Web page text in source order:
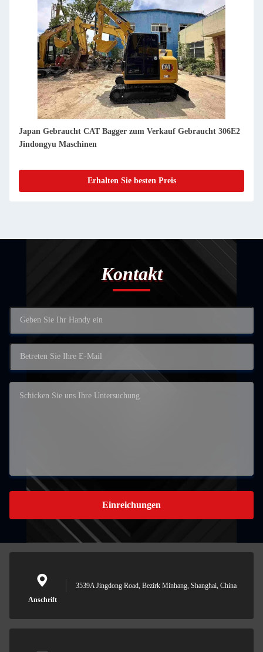
Japan Gebraucht CAT Bagger zum Verkauf Gebraucht 330GC
Jindongyu Maschinen
Erhalten Sie besten Preis
Kontakt
Einreichungen
Anschrift
3539A Jingdong Road, Bezirk Minhang, Shanghai, China